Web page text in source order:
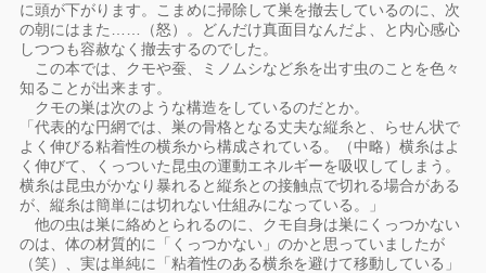
に頭が下がります。こまめに掃除して巣を撤去しているのに、次
の朝にはまた……（怒）。どんだけ真面目なんだよ、と内心感心
しつつも容赦なく撤去するのでした。
この本では、クモや蚕、ミノムシなど糸を出す虫のことを色々
知ることが出来ます。
クモの巣は次のような構造をしているのだとか。
「代表的な円網では、巣の骨格となる丈夫な縦糸と、らせん状で
よく伸びる粘着性の横糸から構成されている。（中略）横糸はよ
く伸びて、くっついた昆虫の運動エネルギーを吸収してしまう。
横糸は昆虫がかなり暴れると縦糸との接触点で切れる場合がある
が、縦糸は簡単には切れない仕組みになっている。」
他の虫は巣に絡めとられるのに、クモ自身は巣にくっつかない
のは、体の材質的に「くっつかない」のかと思っていましたが
（笑）、実は単純に「粘着性のある横糸を避けて移動している」